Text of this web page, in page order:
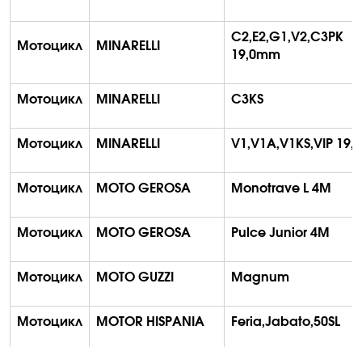
Мотоцикл MINARELLI
C2,E2,G1,V2,C3PK
19,0mm
Мотоцикл MINARELLI C3KS
Мотоцикл MINARELLI V1,V1A,V1KS,VIP
Мотоцикл MOTO GEROSA Monotrave L 4M
Мотоцикл MOTO GEROSA Pulce Junior 4M
Мотоцикл MOTO GUZZI Magnum
Мотоцикл MOTOR HISPANIA Feria,Jabato,50SL